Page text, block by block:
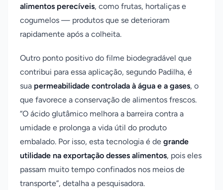
alimentos perecíveis, como frutas, hortaliças e
cogumelos — produtos que se deterioram
rapidamente após a colheita.
Outro ponto positivo do filme biodegradável que
contribui para essa aplicação, segundo Padilha, é
sua permeabilidade controlada à água e a gases, o
que favorece a conservação de alimentos frescos.
“O ácido glutâmico melhora a barreira contra a
umidade e prolonga a vida útil do produto
embalado. Por isso, esta tecnologia é de grande
utilidade na exportação desses alimentos, pois eles
passam muito tempo confinados nos meios de
transporte”, detalha a pesquisadora.